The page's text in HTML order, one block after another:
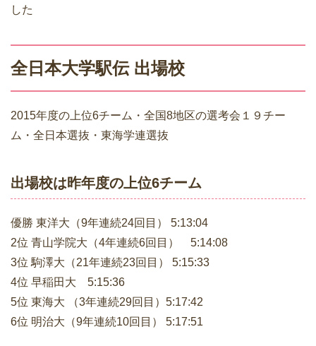
した
全日本大学駅伝 出場校
2015年度の上位6チーム・全国8地区の選考会１９チー
ム・全日本選抜・東海学連選抜
出場校は昨年度の上位6チーム
優勝 東洋大（9年連続24回目） 5:13:04
2位 青山学院大（4年連続6回目） 5:14:08
3位 駒澤大（21年連続23回目） 5:15:33
4位 早稲田大 5:15:36
5位 東海大 （3年連続29回目）5:17:42
6位 明治大（9年連続10回目） 5:17:51